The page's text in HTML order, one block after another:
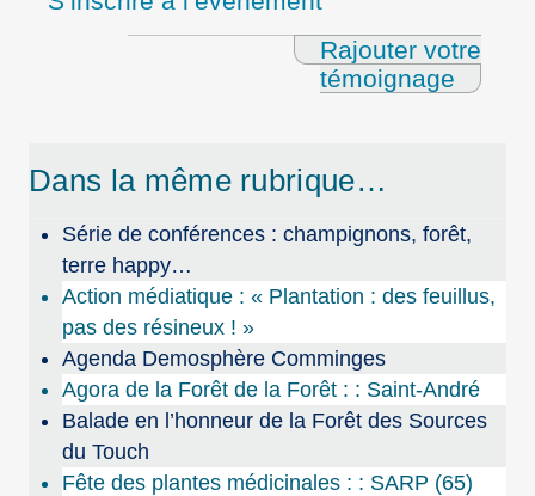
Rajouter votre
témoignage
Dans la même rubrique…
Série de conférences : champignons, forêt,
terre happy…
Action médiatique : « Plantation : des feuillus,
pas des résineux ! »
Agenda Demosphère Comminges
Agora de la Forêt de la Forêt : : Saint-André
Balade en l’honneur de la Forêt des Sources
du Touch
Fête des plantes médicinales : : SARP (65)